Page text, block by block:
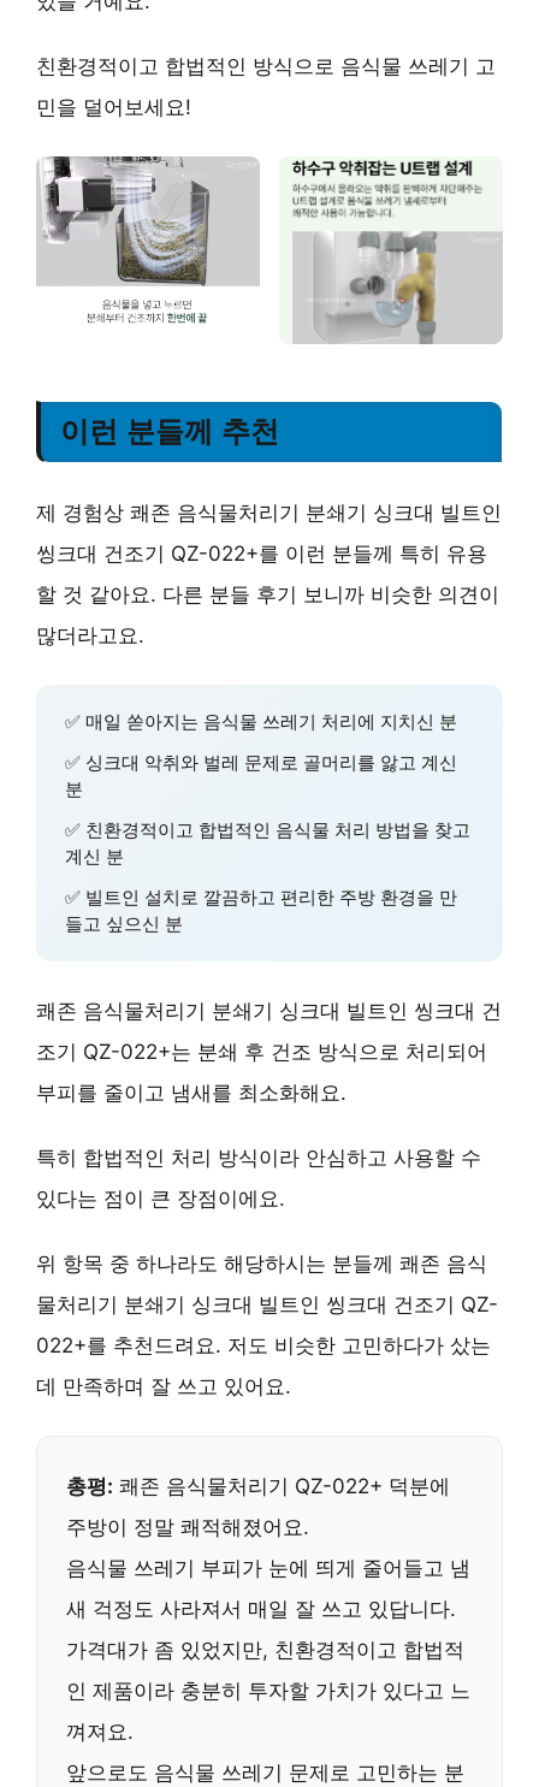
친환경적이고 합법적인 방식으로 음식물 쓰레기 고
민을 덜어보세요!
이런 분들께 추천
제 경험상 쾌존 음식물처리기 분쇄기 싱크대 빌트인
씽크대 건조기 QZ-022+를 이런 분들께 특히 유용
할 것 같아요. 다른 분들 후기 보니까 비슷한 의견이
많더라고요.
✅ 매일 쏟아지는 음식물 쓰레기 처리에 지치신 분
✅ 싱크대 악취와 벌레 문제로 골머리를 앓고 계신
분
✅ 친환경적이고 합법적인 음식물 처리 방법을 찾고
계신 분
✅ 빌트인 설치로 깔끔하고 편리한 주방 환경을 만
들고 싶으신 분
쾌존 음식물처리기 분쇄기 싱크대 빌트인 씽크대 건
조기 QZ-022+는 분쇄 후 건조 방식으로 처리되어
부피를 줄이고 냄새를 최소화해요.
특히 합법적인 처리 방식이라 안심하고 사용할 수
있다는 점이 큰 장점이에요.
위 항목 중 하나라도 해당하시는 분들께 쾌존 음식
물처리기 분쇄기 싱크대 빌트인 씽크대 건조기 QZ-
022+를 추천드려요. 저도 비슷한 고민하다가 샀는
데 만족하며 잘 쓰고 있어요.
총평: 쾌존 음식물처리기 QZ-022+ 덕분에
주방이 정말 쾌적해졌어요.
음식물 쓰레기 부피가 눈에 띄게 줄어들고 냄
새 걱정도 사라져서 매일 잘 쓰고 있답니다.
가격대가 좀 있었지만, 친환경적이고 합법적
인 제품이라 충분히 투자할 가치가 있다고 느
껴져요.
앞으로도 음식물 쓰레기 문제로 고민하는 분